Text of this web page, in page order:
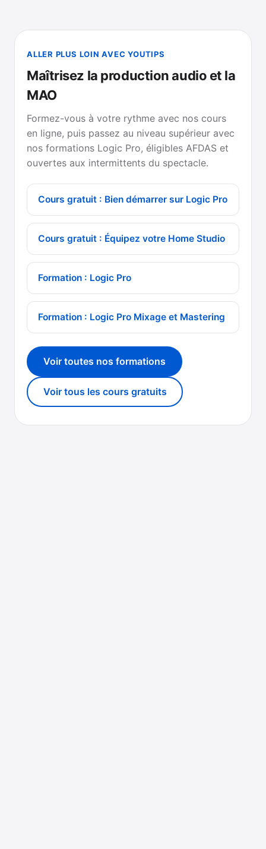
ALLER PLUS LOIN AVEC YOUTIPS
Maîtrisez la production audio et la
MAO
Formez-vous à votre rythme avec nos cours
en ligne, puis passez au niveau supérieur avec
nos formations Logic Pro, éligibles AFDAS et
ouvertes aux intermittents du spectacle.
Cours gratuit : Bien démarrer sur Logic Pro
Cours gratuit : Équipez votre Home Studio
Formation : Logic Pro
Formation : Logic Pro Mixage et Mastering
Voir toutes nos formations
Voir tous les cours gratuits